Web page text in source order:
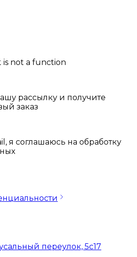
not a function
рассылку и получите
заказ
я соглашаюсь на обработку
переулок, 5с17